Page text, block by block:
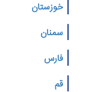
خوزستان
سمنان
فارس
قم